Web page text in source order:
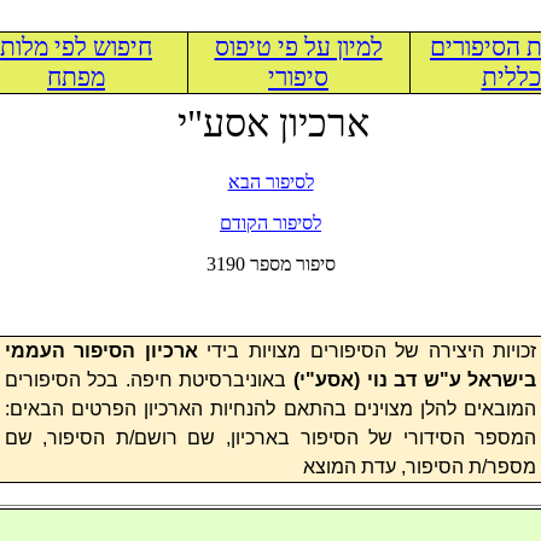
הסיפורים
למיון על פי טיפוס
סיפורי
חיפוש לפי מלות
מפתח
ארכיון אסע"י
לסיפור הבא
לסיפור הקודם
3190 סיפור מספר
זכויות היצירה של הסיפורים מצויות בידי ארכיון הסיפור העממי
בישראל ע"ש דב נוי (אסע"י) באוניברסיטת חיפה. בכל הסיפורים
המובאים להלן מצוינים בהתאם להנחיות הארכיון הפרטים הבאים:
המספר הסידורי של הסיפור בארכיון, שם רושם/ת הסיפור, שם
מספר/ת הסיפור, עדת המוצא